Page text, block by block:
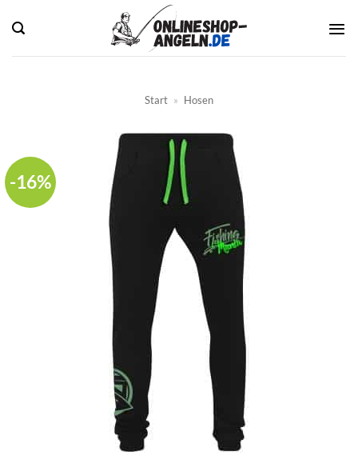
Inhalt
springen
Start » Hosen
-16%